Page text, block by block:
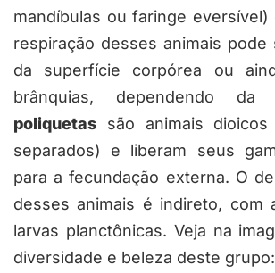
mandíbulas ou faringe eversível)
respiração desses animais pode
da superfície corpórea ou
brânquias, dependendo da
poliquetas são animais
separados) e liberam seus
para a fecundação externa. O
desses animais é indireto, com
larvas planctônicas. Veja na
diversidade e beleza deste grupo: